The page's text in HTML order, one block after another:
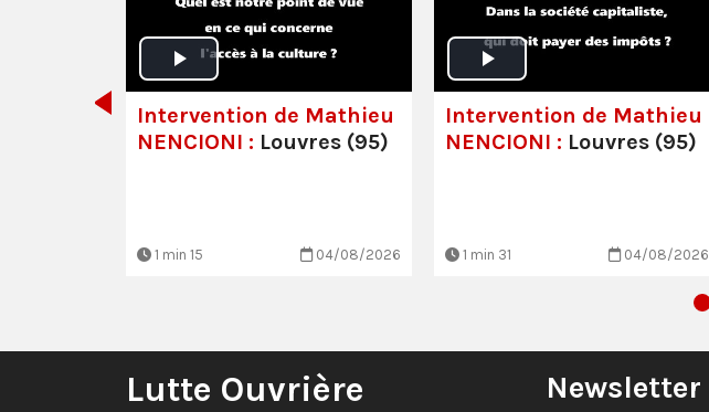
Intervention de Mathieu
NENCIONI : Louvres (95)
1 min 15 04/08/2026
Intervention de Mathieu
NENCIONI : Louvres (95)
1 min 31 04/08/2026
Lutte Ouvrière Newsletter